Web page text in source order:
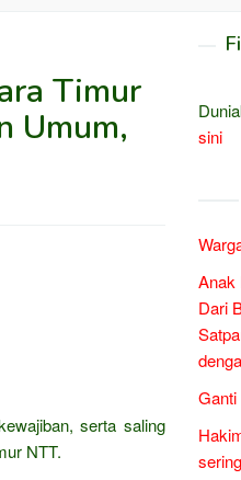
Timur
Umum,
serta saling
NTT.
sini
Anak
Dari
Ganti